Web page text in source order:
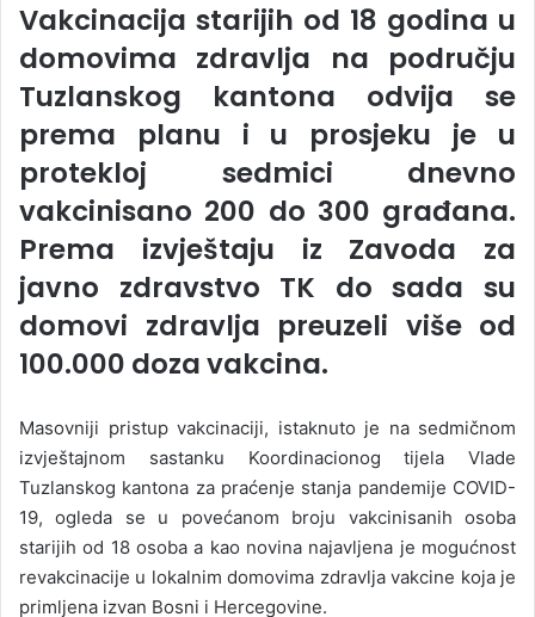
Vakcinacija starijih od 18 godina u
domovima zdravlja na području
Tuzlanskog kantona odvija se
prema planu i u prosjeku je u
protekloj sedmici dnevno
vakcinisano 200 do 300 građana.
Prema izvještaju iz Zavoda za
javno zdravstvo TK do sada su
domovi zdravlja preuzeli više od
100.000 doza vakcina.
Masovniji pristup vakcinaciji, istaknuto je na sedmičnom
izvještajnom sastanku Koordinacionog tijela Vlade
Tuzlanskog kantona za praćenje stanja pandemije COVID-
19, ogleda se u povećanom broju vakcinisanih osoba
starijih od 18 osoba a kao novina najavljena je mogućnost
revakcinacije u lokalnim domovima zdravlja vakcine koja je
primljena izvan Bosni i Hercegovine.